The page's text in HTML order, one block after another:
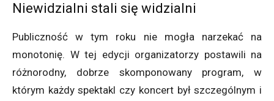
Niewidzialni stali się widzialni
Publiczność w tym roku nie mogła narzekać na
monotonię. W tej edycji organizatorzy postawili na
różnorodny, dobrze skomponowany program, w
którym każdy spektakl czy koncert był szczególnym i